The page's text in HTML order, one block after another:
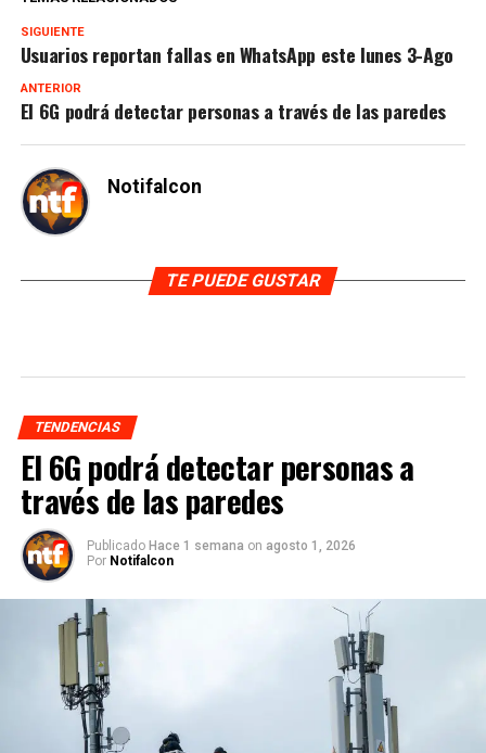
SIGUIENTE
Usuarios reportan fallas en WhatsApp este lunes 3-Ago
ANTERIOR
El 6G podrá detectar personas a través de las paredes
Notifalcon
TE PUEDE GUSTAR
TENDENCIAS
El 6G podrá detectar personas a
través de las paredes
Publicado Hace 1 semana on agosto 1, 2026
Por Notifalcon